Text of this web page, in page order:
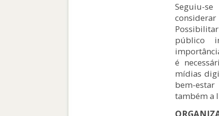
Seguiu-
público
é
mídias
bem-
também a